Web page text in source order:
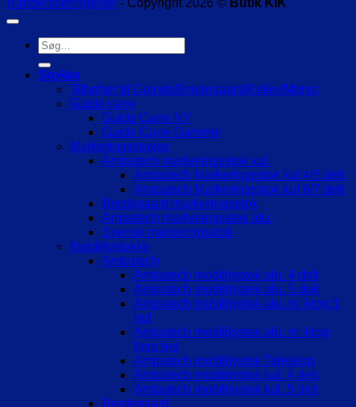
Handelsbetingelser - Copyright 2026 © Butik KIK
Søg
efter:
Stokke
Tilbehør til Comde/Bredegaard/Keller/Merko
Guide cane
Guide Cane NY
Guide Cane Gammel
Markeringsstokke
Ambutech markeringsstok kul.
Ambutech Markeringsstok kul 4/5 delt
Ambutech Markeringsstok kul 6/7 delt
Bredegaard markeringsstok
Ambutech markeringsstok alu.
Svensk markeringsstok
Mobilitystokke
Ambutech
Ambutech mobilitystok alu. 4 delt
Ambutech mobilitystok alu. 5 delt
Ambutech mobilitystok alu. m. krog 1
led
Ambutech mobilitystok alu. m. krog
flere led
Ambutech mobilitystok Teleskop
Ambutech mobilitystok kul. 4 delt
Ambutech mobilitystok kul. 5 delt
Bredegaard